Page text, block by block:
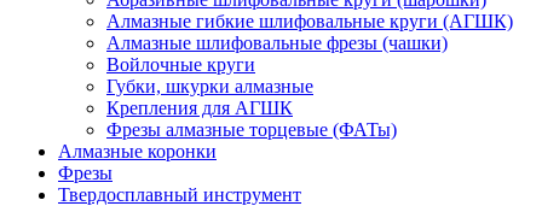
Алмазные гибкие шлифовальные круги (АГШК)
Алмазные шлифовальные фрезы (чашки)
Войлочные круги
Губки, шкурки алмазные
Крепления для АГШК
Фрезы алмазные торцевые (ФАТы)
Алмазные коронки
Фрезы
Твердосплавный инструмент